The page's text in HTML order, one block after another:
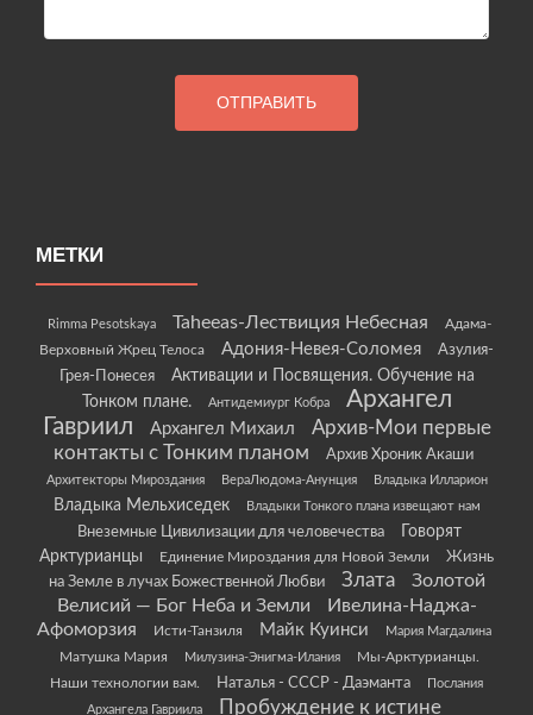
МЕТКИ
Rimma Pesotskaya Taheeas-Лествиция Небесная
Адама-
Верховный Жрец Телоса
Адония-Невея-Соломея
Азулия-
Грея-Понесея
Активации и Посвящения. Обучение на
Тонком плане.
Антидемиург Кобра
Архангел
Гавриил
Архангел Михаил
Архив-Мои первые
контакты с Тонким планом
Архив Хроник Акаши
Архитекторы Мироздания ВераЛюдома-Анунция Владыка Илларион
Владыка Мельхиседек Владыки Тонкого плана извещают нам
Внеземные Цивилизации для человечества
Говорят
Арктурианцы
Единение Мироздания для Новой Земли
Жизнь
на Земле в лучах Божественной Любви
Злата
Золотой
Велисий — Бог Неба и Земли
Ивелина-Наджа-
Афоморзия
Исти-Танзиля Майк Куинси Мария Магдалина
Матушка Мария Милузина-Энигма-Илания
Мы-Арктурианцы.
Наши технологии вам.
Наталья - СССР - Даэманта
Послания
Архангела Гавриила
Пробуждение к истине